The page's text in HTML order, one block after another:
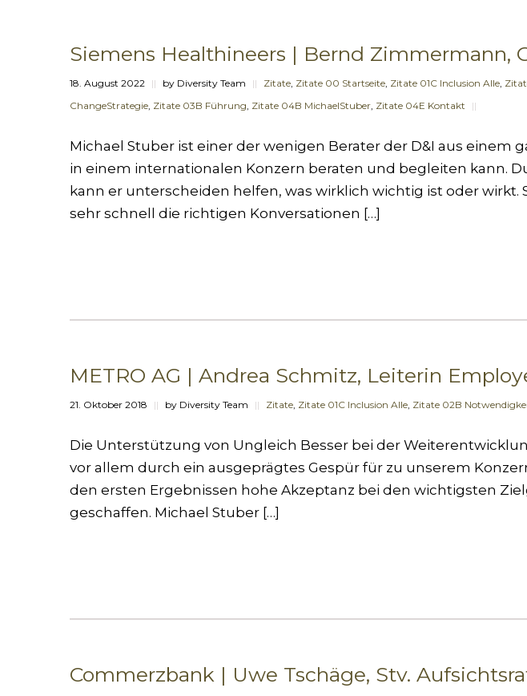
Siemens Healthineers | Bernd Zimmermann,
18. August 2022 || by Diversity Team || Zitate Zitate 00 Startseite Zitate 01C Inclusion Alle
ChangeStrategie Zitate 03B Führung Zitate 04B MichaelStuber Zitate 04E Kontakt ||
Michael Stuber ist einer der wenigen Berater der D&I aus
in einem internationalen Konzern beraten und begleiten kann.
kann er unterscheiden helfen, was wirklich wichtig ist oder
sehr schnell die richtigen Konversationen […]
METRO AG | Andrea Schmitz, Leiterin
21. Oktober 2018 || by Diversity Team || Zitate Zitate 01C Inclusion Alle Zitate 02B
Die Unterstützung von Ungleich Besser bei der
vor allem durch ein ausgeprägtes Gespür für zu unserem
den ersten Ergebnissen hohe Akzeptanz bei den wichtigsten
geschaffen. Michael Stuber […]
Commerzbank | Uwe Tschäge, Stv.